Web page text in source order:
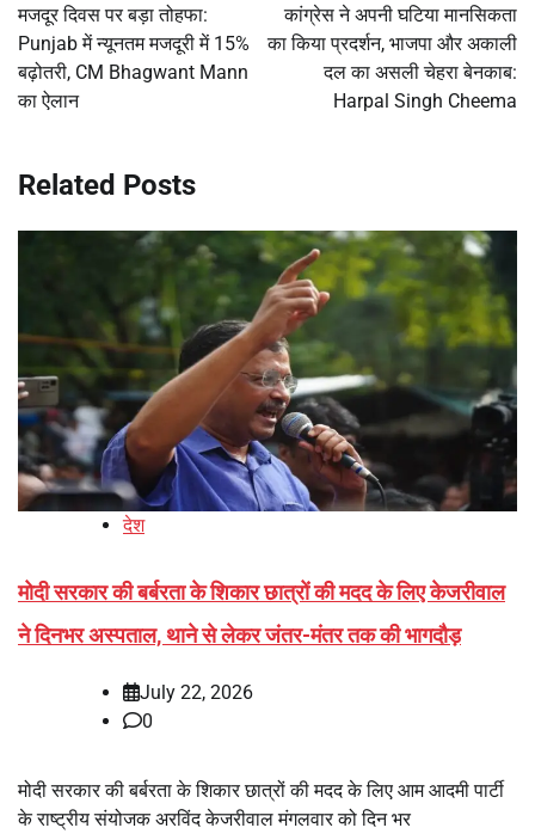
navigation
मजदूर दिवस पर बड़ा तोहफा:
Punjab में न्यूनतम मजदूरी में 15%
बढ़ोतरी, CM Bhagwant Mann
का ऐलान
कांग्रेस ने अपनी घटिया मानसिकता
का किया प्रदर्शन, भाजपा और अकाली
दल का असली चेहरा बेनकाब:
Harpal Singh Cheema
Related Posts
देश
मोदी सरकार की बर्बरता के शिकार छात्रों की मदद के लिए केजरीवाल
ने दिनभर अस्पताल, थाने से लेकर जंतर-मंतर तक की भागदौड़
July 22, 2026
0
मोदी सरकार की बर्बरता के शिकार छात्रों की मदद के लिए आम आदमी पार्टी
के राष्ट्रीय संयोजक अरविंद केजरीवाल मंगलवार को दिन भर